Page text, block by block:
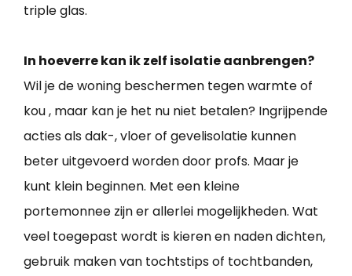
triple glas.
In hoeverre kan ik zelf isolatie aanbrengen?
Wil je de woning beschermen tegen warmte of
kou , maar kan je het nu niet betalen? Ingrijpende
acties als dak-, vloer of gevelisolatie kunnen
beter uitgevoerd worden door profs. Maar je
kunt klein beginnen. Met een kleine
portemonnee zijn er allerlei mogelijkheden. Wat
veel toegepast wordt is kieren en naden dichten,
gebruik maken van tochtstips of tochtbanden,